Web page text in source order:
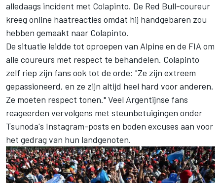
alledaags incident met Colapinto. De Red Bull-coureur
kreeg online haatreacties omdat hij handgebaren zou
hebben gemaakt naar Colapinto.
De situatie leidde tot oproepen van Alpine en de FIA om
alle coureurs met respect te behandelen. Colapinto
zelf riep zijn fans ook tot de orde: "Ze zijn extreem
gepassioneerd, en ze zijn altijd heel hard voor anderen.
Ze moeten respect tonen." Veel Argentijnse fans
reageerden vervolgens met steunbetuigingen onder
Tsunoda's Instagram-posts en boden excuses aan voor
het gedrag van hun landgenoten.